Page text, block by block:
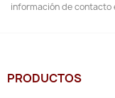
información de contacto
PRODUCTOS